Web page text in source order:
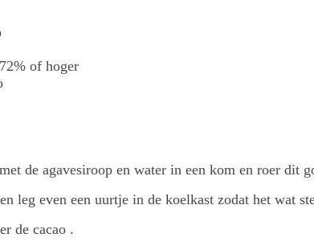
of hoger
de agavesiroop en water in een kom en roer dit
leg even een uurtje in de koelkast zodat het wat
de cacao .